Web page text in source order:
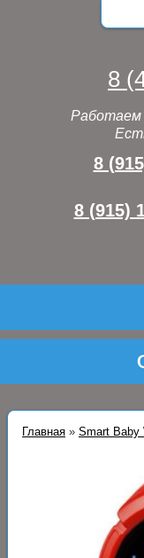
8
Работаем
8
8 (915)
Главная » Smart Baby